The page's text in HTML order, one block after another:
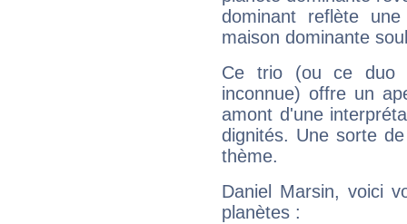
dominant reflète
maison dominante
Ce trio (ou ce duo
inconnue) offre un
amont d'une
dignités. Une sorte
thème.
Daniel Marsin, voici
planètes :